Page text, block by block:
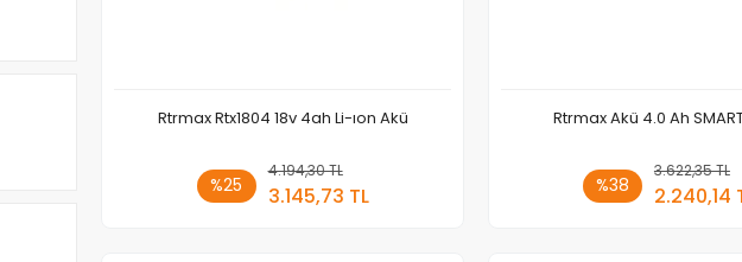
Rtrmax Rtx1804 18v 4ah Li-ıon Akü
%25
4.194,30 TL
3.145,73 TL
Sepete Ekle
Rtrmax Akü 4.0 Ah
%38
3.622,35 TL
2.240,14